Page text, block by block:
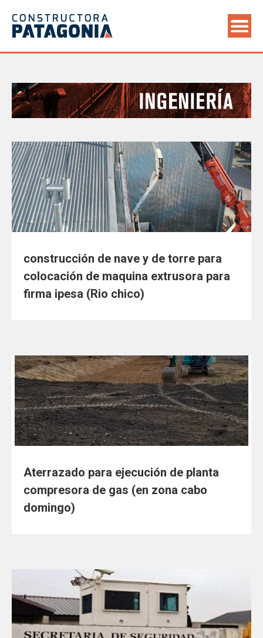
contenido
construcción de nave y de torre para
colocación de maquina extrusora para
firma ipesa (Rio chico)
Aterrazado para ejecución de planta
compresora de gas (en zona cabo
domingo)
Paginación
de